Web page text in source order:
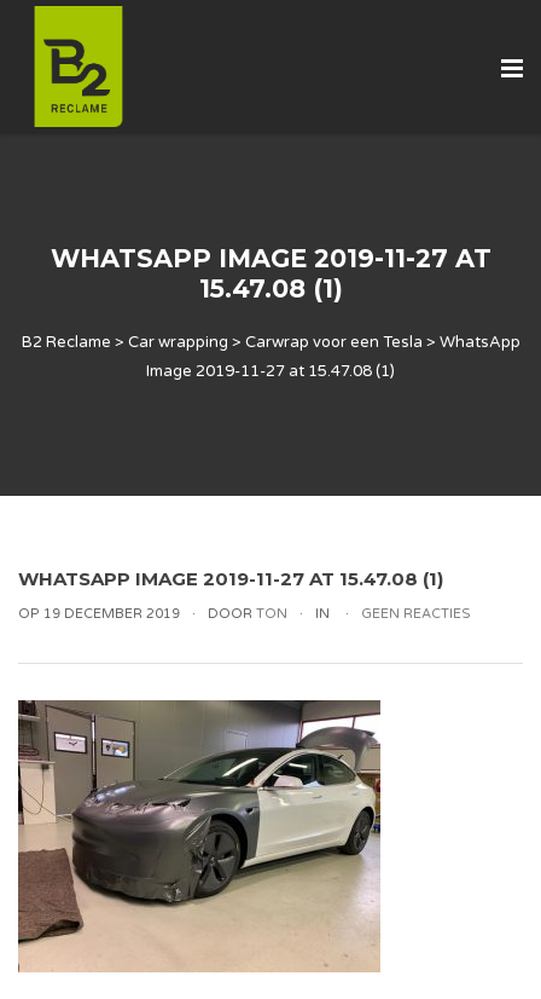
WHATSAPP IMAGE 2019-11-27 AT
15.47.08 (1)
B2 Reclame > Car wrapping > Carwrap voor een Tesla > WhatsApp
Image 2019-11-27 at 15.47.08 (1)
WHATSAPP IMAGE 2019-11-27 AT 15.47.08 (1)
OP 19 DECEMBER 2019 DOOR TON IN GEEN REACTIES